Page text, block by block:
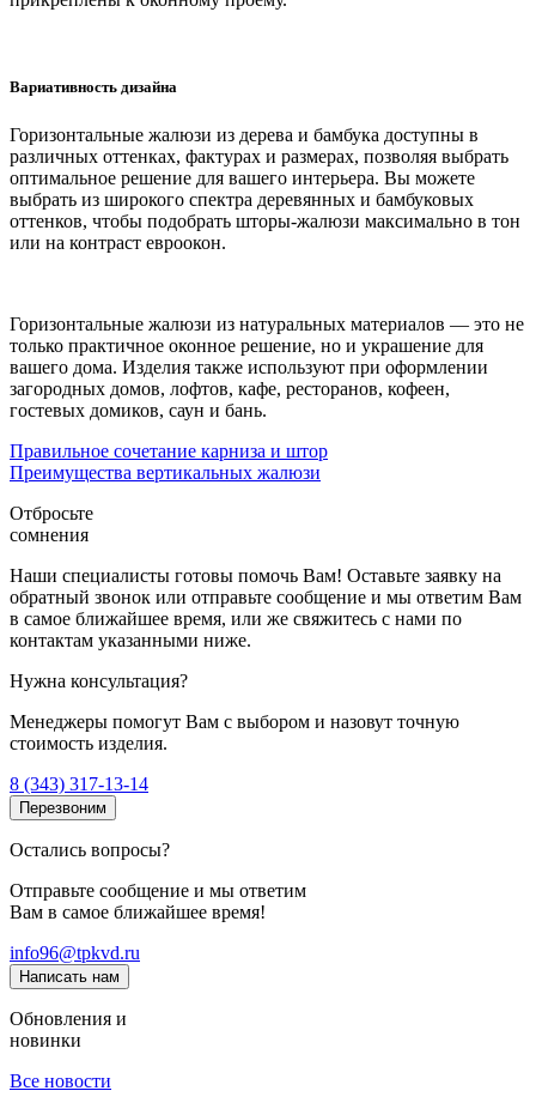
Вариативность дизайна
Горизонтальные жалюзи из дерева и бамбука доступны в
различных оттенках, фактурах и размерах, позволяя выбрать
оптимальное решение для вашего интерьера. Вы можете
выбрать из широкого спектра деревянных и бамбуковых
оттенков, чтобы подобрать шторы-жалюзи максимально в тон
или на контраст евроокон.
Горизонтальные жалюзи из натуральных материалов — это не
только практичное оконное решение, но и украшение для
вашего дома. Изделия также используют при оформлении
загородных домов, лофтов, кафе, ресторанов, кофеен,
гостевых домиков, саун и бань.
Правильное сочетание карниза и штор
Преимущества вертикальных жалюзи
Отбросьте
сомнения
Наши специалисты готовы помочь Вам! Оставьте заявку на
обратный звонок или отправьте сообщение и мы ответим Вам
в самое ближайшее время, или же свяжитесь с нами по
контактам указанными ниже.
Нужна консультация?
Менеджеры помогут Вам с выбором и назовут точную
стоимость изделия.
8 (343) 317-13-14
Перезвоним
Остались вопросы?
Отправьте сообщение и мы ответим
Вам в самое ближайшее время!
info96@tpkvd.ru
Написать нам
Обновления и
новинки
Все новости